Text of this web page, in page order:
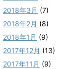
2018年3月 (7)
2018年2月 (8)
2018年1月 (9)
2017年12月 (13)
2017年11月 (9)